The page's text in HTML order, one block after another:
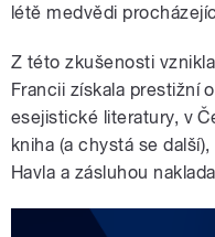
létě medvědi
Z této zkušenosti
Francii získala prestižní
esejistické literatury, v
kniha (a chystá se
Havla a zásluhou